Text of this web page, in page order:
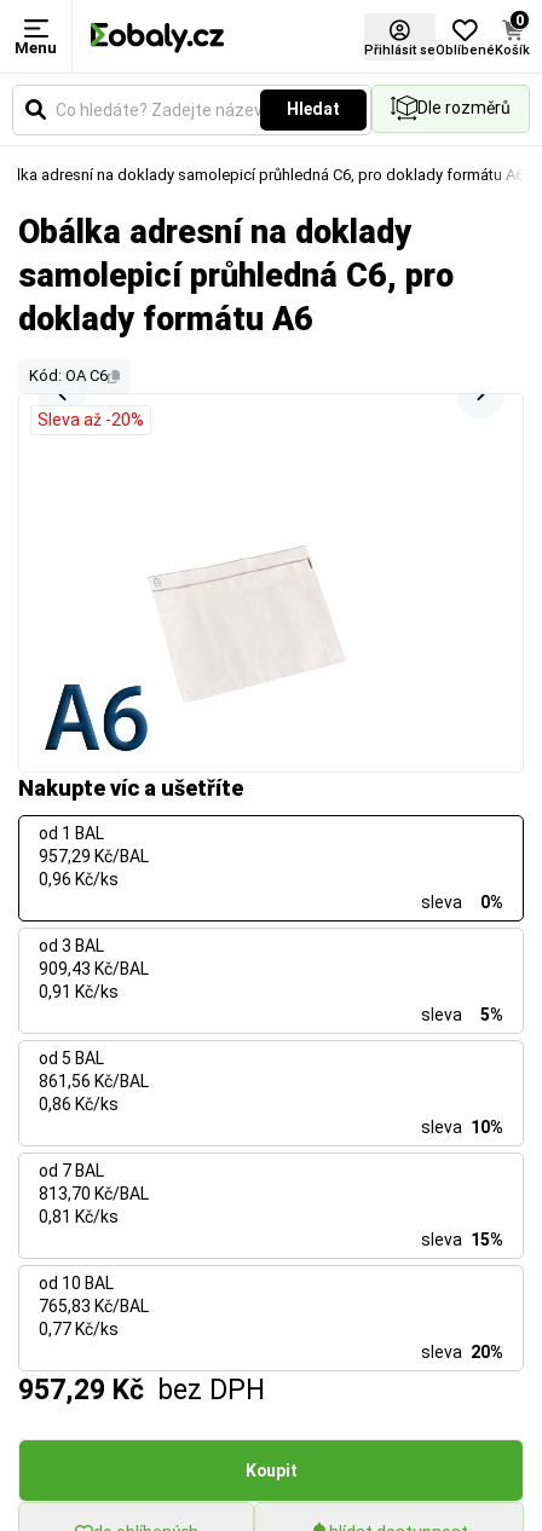
Menu Přihlásit seOblíbené
0
Košík
Hledat Dle rozměrů
adresní na doklady samolepicí průhledná C6, pro doklady formátu A6
Obálka adresní na doklady
samolepicí průhledná C6, pro
doklady formátu A6
Kód: OA C6
Nakupte víc a ušetříte
od 1 BAL
957,29 Kč/BAL
0,96 Kč/ks
sleva
0%
od 3 BAL
909,43 Kč/BAL
0,91 Kč/ks
sleva
5%
od 5 BAL
861,56 Kč/BAL
0,86 Kč/ks
sleva 10%
od 7 BAL
813,70 Kč/BAL
0,81 Kč/ks
sleva 15%
od 10 BAL
765,83 Kč/BAL
0,77 Kč/ks
sleva 20%
957,29 Kč bez DPH
Koupit
Sleva až -20%